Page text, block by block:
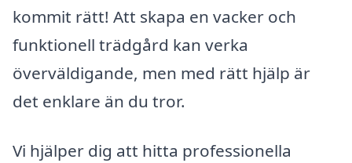
kommit rätt! Att skapa en vacker och
funktionell trädgård kan verka
överväldigande, men med rätt hjälp är
det enklare än du tror.
Vi hjälper dig att hitta professionella